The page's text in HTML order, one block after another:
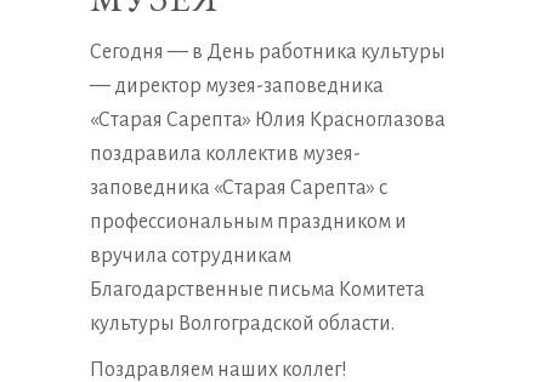
Сегодня — в День работника культуры
— директор музея-заповедника
«Старая Сарепта» Юлия Красноглазова
поздравила коллектив музея-
заповедника «Старая Сарепта» с
профессиональным праздником и
вручила сотрудникам
Благодарственные письма Комитета
культуры Волгоградской области.
Поздравляем наших коллег!